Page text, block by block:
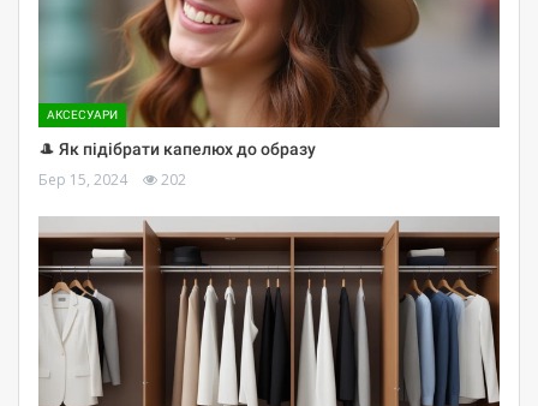
АКСЕСУАРИ
🎩 Як підібрати капелюх до образу
Бер 15, 2024 202